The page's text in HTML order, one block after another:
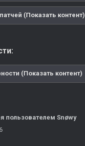
(Показать контент)
(Показать контент)
пользователем Snøwy